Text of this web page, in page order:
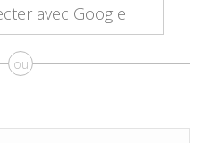
avec Google
ou